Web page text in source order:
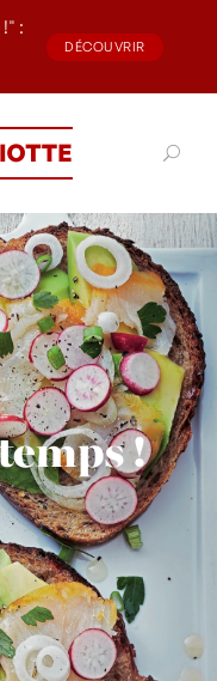
:
DÉCOUVRIR
!